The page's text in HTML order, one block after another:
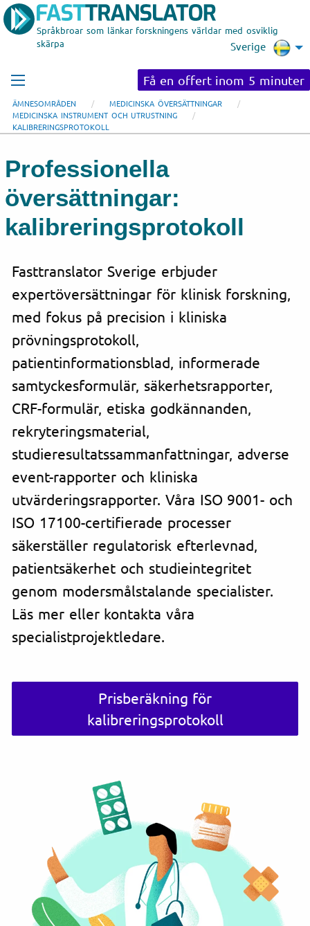
Språkbroar som länkar forskningens världar med osviklig
skärpa
Sverige
Få en offert inom 5 minuter
ÄMNESOMRÅDEN
MEDICINSKA ÖVERSÄTTNINGAR
MEDICINSKA INSTRUMENT OCH UTRUSTNING
KALIBRERINGSPROTOKOLL
Professionella
översättningar:
kalibreringsprotokoll
Fasttranslator Sverige erbjuder
expertöversättningar för klinisk forskning,
med fokus på precision i kliniska
prövningsprotokoll,
patientinformationsblad, informerade
samtyckesformulär, säkerhetsrapporter,
CRF-formulär, etiska godkännanden,
rekryteringsmaterial,
studieresultatssammanfattningar, adverse
event-rapporter och kliniska
utvärderingsrapporter. Våra ISO 9001- och
ISO 17100-certifierade processer
säkerställer regulatorisk efterlevnad,
patientsäkerhet och studieintegritet
genom modersmålstalande specialister.
Läs mer eller kontakta våra
specialistprojektledare.
Prisberäkning för
kalibreringsprotokoll